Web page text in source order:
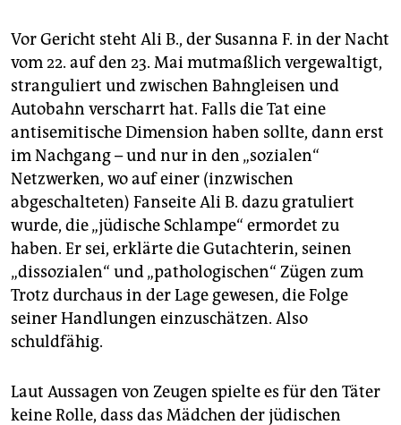
Vor Gericht steht Ali B., der Susanna F. in der Nacht
vom 22. auf den 23. Mai mutmaßlich vergewaltigt,
stranguliert und zwischen Bahngleisen und
Autobahn verscharrt hat. Falls die Tat eine
antisemitische Dimension haben sollte, dann erst
im Nachgang – und nur in den „sozialen“
Netzwerken, wo auf einer (inzwischen
abgeschalteten) Fanseite Ali B. dazu gratuliert
wurde, die „jüdische Schlampe“ ermordet zu
haben. Er sei, erklärte die Gutachterin, seinen
„dissozialen“ und „pathologischen“ Zügen zum
Trotz durchaus in der Lage gewesen, die Folge
seiner Handlungen einzuschätzen. Also
schuldfähig.
Laut Aussagen von Zeugen spielte es für den Täter
keine Rolle, dass das Mädchen der jüdischen